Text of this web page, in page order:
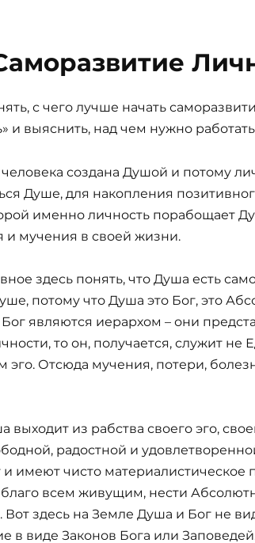
с чего лучше начать
и выяснить, над чем нужно
создана Душой и потому
Душе, для накопления
именно личность порабощает
и мучения в своей жизни.
здесь понять, что Душа есть
потому что Душа это Бог, это
являются иерархом – они
то он, получается, служит не
эго. Отсюда мучения, потери,
выходит из рабства своего эго,
радостной и
имеют чисто
благо всем живущим, нести
Вот здесь на Земле Душа и Бог не
в виде Законов Бога или